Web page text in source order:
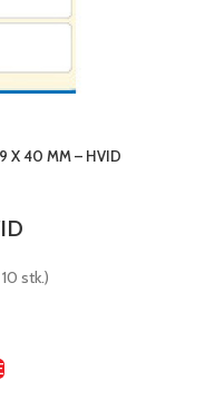
X 40 MM – HVID
stk.)